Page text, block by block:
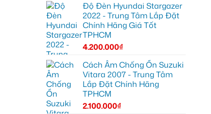
Độ Đèn Hyundai Stargazer
2022 - Trung Tâm Lắp Đặt
Chính Hãng Giá Tốt
TPHCM
4.200.000₫
Cách Âm Chống Ồn Suzuki
Vitara 2007 - Trung Tâm
Lắp Đặt Chính Hãng
TPHCM
2.100.000₫